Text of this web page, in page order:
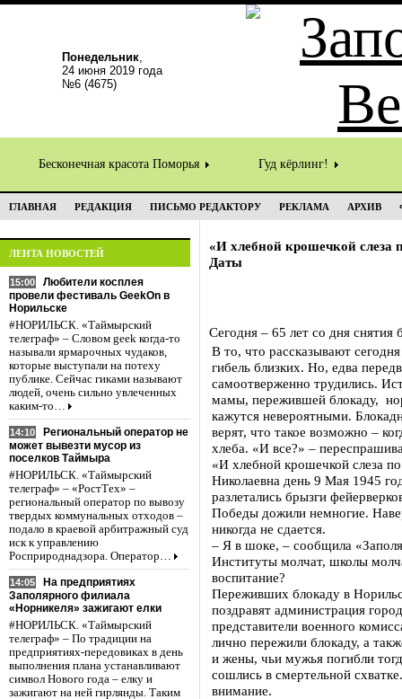
Понедельник,
24 июня 2019 года
№6 (4675)
Бесконечная красота Поморья Гуд кёрлинг!
ГЛАВНАЯ РЕДАКЦИЯ ПИСЬМО РЕДАКТОРУ РЕКЛАМА АРХИВ
ЛЕНТА НОВОСТЕЙ
15:00
Любители косплея
провели фестиваль GeekOn в
Норильске
#НОРИЛЬСК. «Таймырский
телеграф» – Словом geek когда-то
называли ярмарочных чудаков,
которые выступали на потеху
публике. Сейчас гиками называют
людей, очень сильно увлеченных
каким-то…
14:10
Региональный оператор не
может вывезти мусор из
поселков Таймыра
#НОРИЛЬСК. «Таймырский
телеграф» – «РостТех» –
региональный оператор по вывозу
твердых коммунальных отходов –
подало в краевой арбитражный суд
иск к управлению
Росприроднадзора. Оператор…
14:05
На предприятиях
Заполярного филиала
«Норникеля» зажигают елки
#НОРИЛЬСК. «Таймырский
телеграф» – По традиции на
предприятиях-передовиках в день
выполнения плана устанавливают
символ Нового года – елку и
зажигают на ней гирлянды. Таким
«И хлебной крошечкой слеза
Даты
Сегодня – 65 лет со дня снятия
В то, что рассказывают
гибель близких. Но, едва
самоотверженно трудились.
мамы, пережившей блокаду,
кажутся невероятными.
верят, что такое возможно –
хлеба. «И все?» –
«И хлебной крошечкой слеза
Николаевна день 9 Мая 1945
разлетались брызги
Победы дожили немногие.
никогда не сдается.
– Я в шоке, – сообщила
Институты молчат, школы
воспитание?
Переживших блокаду в
поздравят администрация
представители военного
лично пережили блокаду, а
и жены, чьи мужья погибли
сошлись в смертельной
внимание.